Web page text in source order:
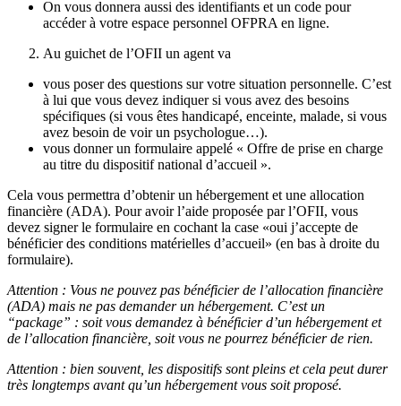
On vous donnera aussi des identifiants et un code pour
accéder à votre espace personnel OFPRA en ligne.
Au guichet de l’OFII un agent va
vous poser des questions sur votre situation personnelle. C’est
à lui que vous devez indiquer si vous avez des besoins
spécifiques (si vous êtes handicapé, enceinte, malade, si vous
avez besoin de voir un psychologue…).
vous donner un formulaire appelé « Offre de prise en charge
au titre du dispositif national d’accueil ».
Cela vous permettra d’obtenir un hébergement et une allocation
financière (ADA). Pour avoir l’aide proposée par l’OFII, vous
devez signer le formulaire en cochant la case «oui j’accepte de
bénéficier des conditions matérielles d’accueil» (en bas à droite du
formulaire).
Attention : Vous ne pouvez pas bénéficier de l’allocation financière
(ADA) mais ne pas demander un hébergement. C’est un
“package” : soit vous demandez à bénéficier d’un hébergement et
de l’allocation financière, soit vous ne pourrez bénéficier de rien.
Attention : bien souvent, les dispositifs sont pleins et cela peut durer
très longtemps avant qu’un hébergement vous soit proposé.